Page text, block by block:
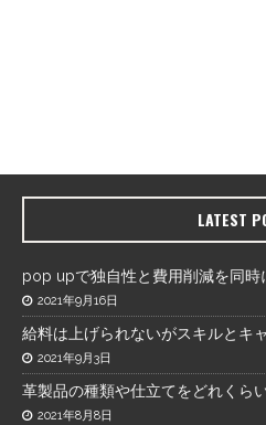
LATEST
pop upで独自性と費用削減を同時
2021年9月16日
給料は上げられないがスキルとキ
2021年9月3日
革製品の種類や仕立てをどれくら
2021年8月8日